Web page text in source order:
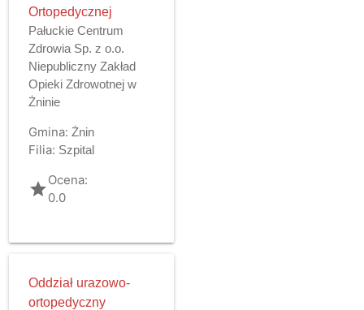
Ortopedycznej
Pałuckie Centrum
Zdrowia Sp. z o.o.
Niepubliczny Zakład
Opieki Zdrowotnej w
Żninie
Gmina: Żnin
Filia: Szpital
gradeOcena:
0.0
Oddział urazowo-
ortopedyczny